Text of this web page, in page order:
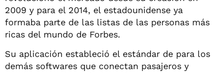
2009 y para el 2014, el estadounidense ya
formaba parte de las listas de las personas más
ricas del mundo de Forbes.
Su aplicación estableció el estándar de para los
demás softwares que conectan pasajeros y